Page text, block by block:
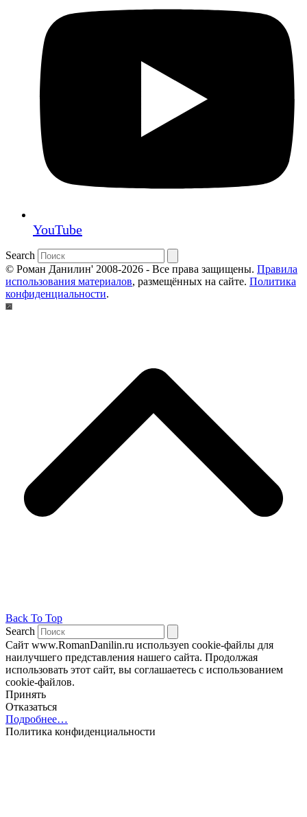
YouTube
Search
© Роман Данилин' 2008-2026 - Все права защищены. Правила
использования материалов, размещённых на сайте. Политика
конфиденциальности.
Back To Top
Search
Сайт www.RomanDanilin.ru используеn cookie-файлы для
наилучшего представления нашего сайта. Продолжая
использовать этот сайт, вы соглашаетесь с использованием
cookie-файлов.
Принять
Отказаться
Подробнее…
Политика конфиденциальности